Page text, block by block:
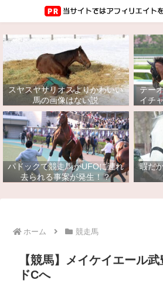
スヤスヤサリオスよりかわいい
馬の画像はない説
テー
イチ
パドックで競走馬がUFOに連れ
去られる事案が発生！？
暇だ
ホーム 競走馬
【競馬】メイケイエール
ドCへ